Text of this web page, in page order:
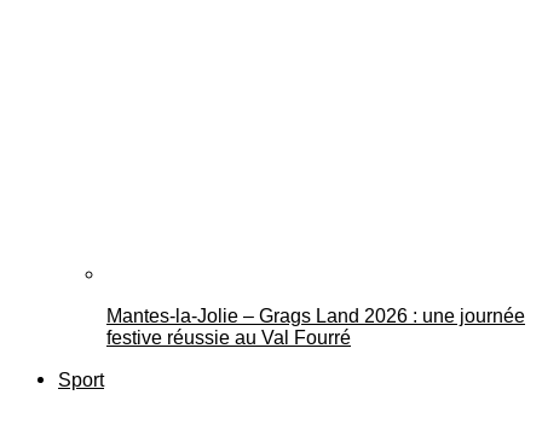
Mantes-la-Jolie – Grags Land 2026 : une journée
festive réussie au Val Fourré
Sport